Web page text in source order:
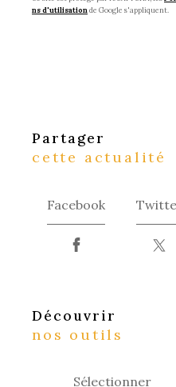
ns d'utilisation de Google s'appliquent.
partager
cette actualité
Facebook
découvrir
nos outils
Sélectionner